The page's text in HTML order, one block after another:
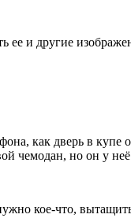
ее и другие
как дверь в
чемодан, но он у
кое-что,